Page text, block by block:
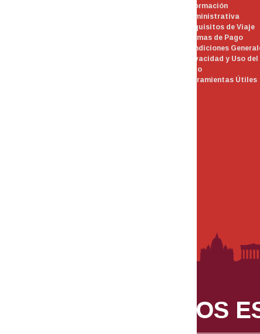
Información
Administrativa
Requisitos de Viaje
Formas de Pago
Condiciones
Privacidad y Uso del
Sitio
Herramientas Útiles
SOMOS